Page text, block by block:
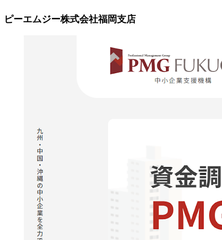
ピーエムジー株式会社福岡支店